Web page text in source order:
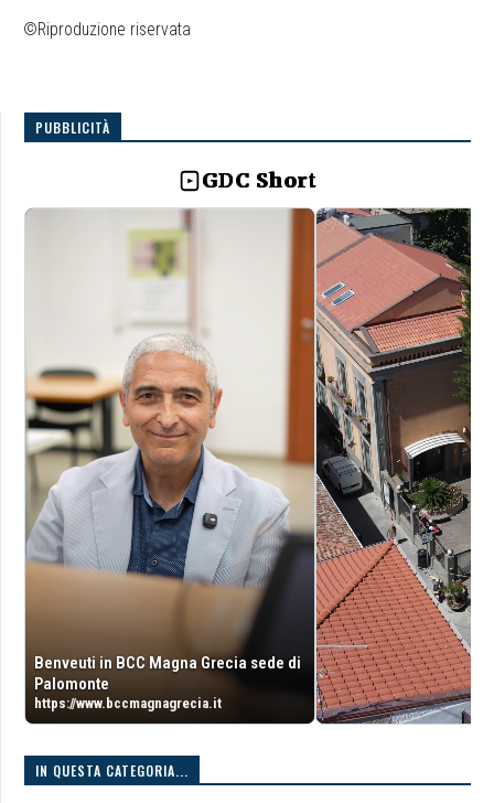
©Riproduzione riservata
PUBBLICITÀ
GDC Short
Benveuti in BCC Magna Grecia sede di
Palomonte
https://www.bccmagnagrecia.it
IN QUESTA CATEGORIA...